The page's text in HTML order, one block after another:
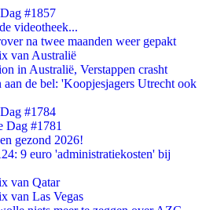
#1857
videotheek...
na twee maanden weer gepakt
van Australië
in Australië, Verstappen crasht
aan de bel: 'Koopjesjagers Utrecht ook
#1784
Dag #1781
gezond 2026!
9 euro 'administratiekosten' bij
van Qatar
van Las Vegas